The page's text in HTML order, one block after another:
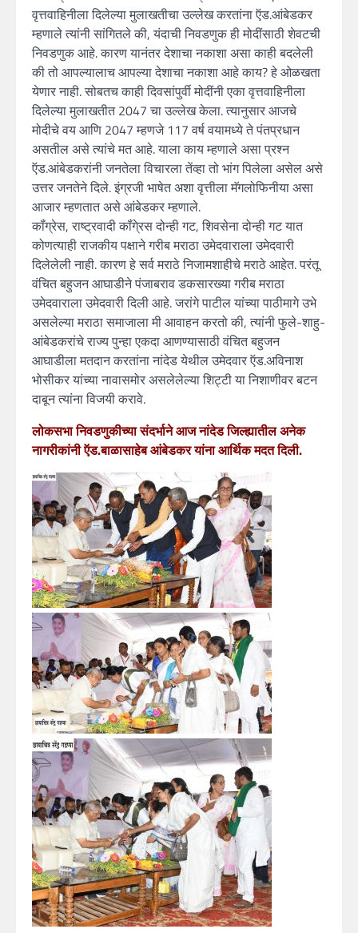
वृत्तवाहिनीला दिलेल्या मुलाखतीचा उल्लेख करतांना ऍड.आंबेडकर
म्हणाले त्यांनी सांगितले की, यंदाची निवडणुक ही मोदींसाठी शेवटची
निवडणुक आहे. कारण यानंतर देशाचा नकाशा असा काही बदलेली
की तो आपल्यालाच आपल्या देशाचा नकाशा आहे काय? हे ओळखता
येणार नाही. सोबतच काही दिवसांपुर्वी मोदींनी एका वृत्तवाहिनीला
दिलेल्या मुलाखतीत 2047 चा उल्लेख केला. त्यानुसार आजचे
मोदीचे वय आणि 2047 म्हणजे 117 वर्ष वयामध्ये ते पंतप्रधान
असतील असे त्यांचे मत आहे. याला काय म्हणाले असा प्रश्न
ऍड.आंबेडकरांनी जनतेला विचारला तेंव्हा तो भांग पिलेला असेल असे
उत्तर जनतेने दिले. इंग्रजी भाषेत अशा वृत्तीला मॅगलोफिनीया असा
आजार म्हणतात असे आंबेडकर म्हणाले.
कॉंग्रेस, राष्ट्रवादी कॉंगे्रस दोन्ही गट, शिवसेना दोन्ही गट यात
कोणत्याही राजकीय पक्षाने गरीब मराठा उमेदवाराला उमेदवारी
दिलेलेली नाही. कारण हे सर्व मराठे निजामशाहीचे मराठे आहेत. परंतू
वंचित बहुजन आघाडीने पंजाबराव डकसारख्या गरीब मराठा
उमेदवाराला उमेदवारी दिली आहे. जरांगे पाटील यांच्या पाठीमागे उभे
असलेल्या मराठा समाजाला मी आवाहन करतो की, त्यांनी फुले-शाहु-
आंबेडकरांचे राज्य पुन्हा एकदा आणण्यासाठी वंचित बहुजन
आघाडीला मतदान करतांना नांदेड येथील उमेदवार ऍड.अविनाश
भोसीकर यांच्या नावासमोर असलेलेल्या शिट्टी या निशाणीवर बटन
दाबून त्यांना विजयी करावे.
लोकसभा निवडणुकीच्या संदर्भाने आज नांदेड जिल्ह्यातील अनेक
नागरीकांनी ऍड.बाळासाहेब आंबेडकर यांना आर्थिक मदत दिली.